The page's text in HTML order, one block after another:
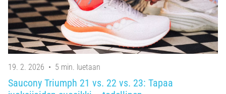
19. 2. 2026 • 5 min. luetaan
Saucony Triumph 21 vs. 22 vs. 23: Tapaa